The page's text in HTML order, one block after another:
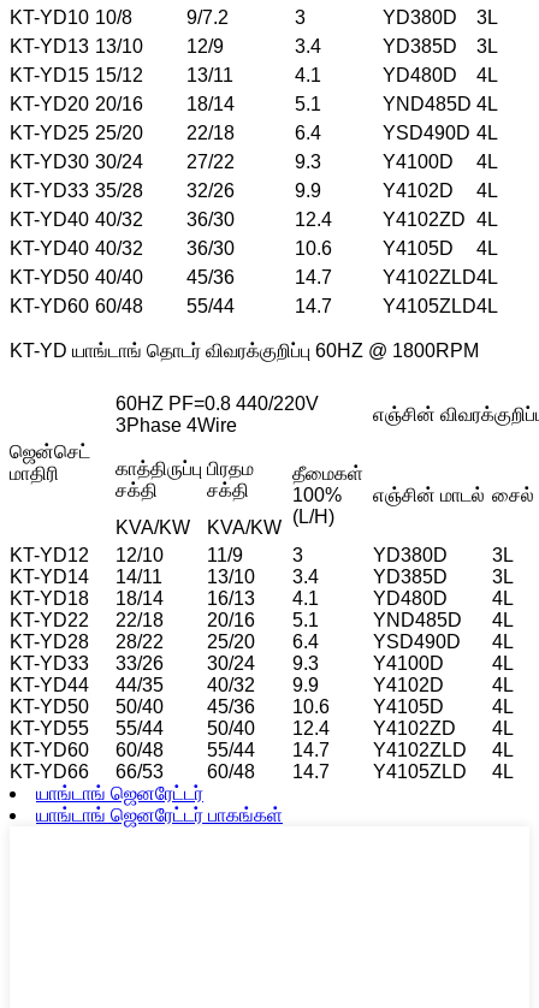
KT-YD10 10/8 9/7.2 3 YD380D
3L
KT-YD13 13/10 12/9 3.4 YD385D
3L
KT-YD15 15/12 13/11 4.1 YD480D
4L
KT-YD20 20/16 18/14 5.1 YND485D 4L
KT-YD25 25/20 22/18 6.4 YSD490D 4L
KT-YD30 30/24 27/22 9.3 Y4100D
4L
KT-YD33 35/28 32/26 9.9 Y4102D
4L
KT-YD40 40/32 36/30 12.4 Y4102ZD 4L
KT-YD40 40/32 36/30 10.6 Y4105D
4L
KT-YD50 40/40 45/36 14.7 Y4102ZLD4L
KT-YD60 60/48 55/44 14.7 Y4105ZLD4L
KT-YD யாங்டாங் தொடர் விவரக்குறிப்பு 60HZ @ 1800RPM
ஜென்செட்
மாதிரி
60HZ PF=0.8 440/220V
3Phase 4Wire
எஞ்சின்
காத்திருப்பு
சக்தி
பிரதம
சக்தி
தீமைகள்
100%
(L/H)
எஞ்சின் மாடல் சைல்
KVA/KW
KVA/KW
KT-YD12
12/10 11/9 3 YD380D
3L
KT-YD14
14/11 13/10 3.4 YD385D
3L
KT-YD18
18/14 16/13 4.1 YD480D
4L
KT-YD22
22/18 20/16 5.1 YND485D
4L
KT-YD28
28/22 25/20 6.4 YSD490D
4L
KT-YD33
33/26 30/24 9.3 Y4100D
4L
KT-YD44
44/35 40/32 9.9 Y4102D
4L
KT-YD50
50/40 45/36 10.6 Y4105D
4L
KT-YD55
55/44 50/40 12.4 Y4102ZD
4L
KT-YD60
60/48 55/44 14.7 Y4102ZLD
4L
KT-YD66
66/53 60/48 14.7 Y4105ZLD
4L
யாங்டாங் ஜெனரேட்டர்
யாங்டாங் ஜெனரேட்டர் பாகங்கள்